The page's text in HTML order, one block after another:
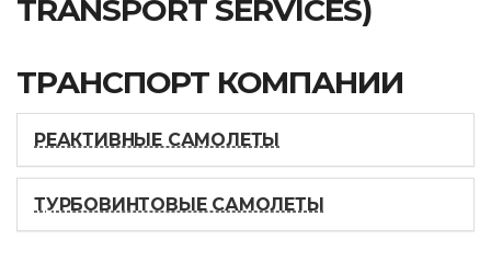
TRANSPORT SERVICES)
ТРАНСПОРТ КОМПАНИИ
РЕАКТИВНЫЕ САМОЛЕТЫ
ТУРБОВИНТОВЫЕ САМОЛЕТЫ